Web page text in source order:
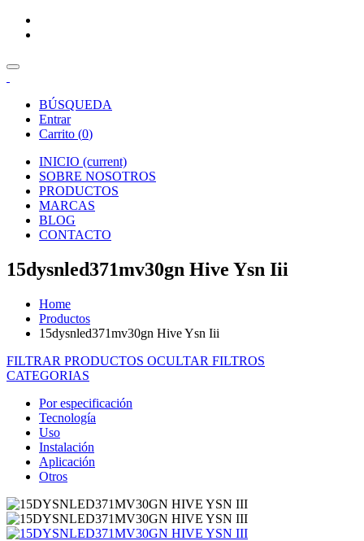
BÚSQUEDA
Entrar
Carrito (0)
INICIO (current)
SOBRE NOSOTROS
PRODUCTOS
MARCAS
BLOG
CONTACTO
15dysnled371mv30gn Hive Ysn Iii
Home
Productos
15dysnled371mv30gn Hive Ysn Iii
FILTRAR PRODUCTOS OCULTAR FILTROS
CATEGORIAS
Por especificación
Tecnología
Uso
Instalación
Aplicación
Otros